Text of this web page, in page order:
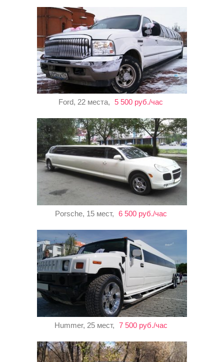
Ford, 22 места, 5 500 руб./час
Porsche, 15 мест, 6 500 руб./час
Hummer, 25 мест, 7 500 руб./час